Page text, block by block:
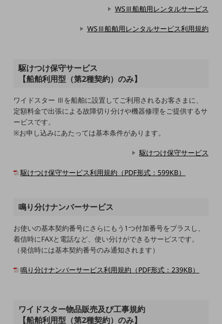
セキュリティ対策
遠隔監視
顧客体験（CX）改善
自動化・省電化
業種・業態で探すTOP
一次産業
医療・介護
WSⅢ船舶用レンタルサービス
WSⅢ船舶用レンタルサービス利用規約
駆けつけ保守サービス
【船舶利用型（第2種契約）のみ】
ワイドスター Ⅲを船舶に設置してご利用されるお客さまに、
定額料金で出張による故障切り分けや機器修理をご提供するサ
ービスです。
※お申し込みにあたっては基本条件があります。
駆けつけ保守サービス
駆けつけ保守サービス利用規約（PDF形式：599KB）
鳴り分けナンバーサービス
お使いの基本契約番号にさらにもう1つ付加番号をプラスし、
着信時にFAXと電話など、使い分けができるサービスです。
（発信時には基本契約番号のみ通知されます）
鳴り分けナンバーサービス利用規約（PDF形式：239KB）
ワイドスター物品販売及び工事規約
【船舶利用型（第2種契約）のみ】